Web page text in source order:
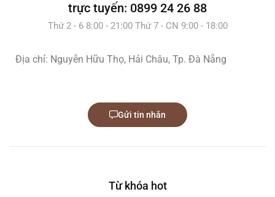
trực tuyến: 0899 24 26 88
Thứ 2 - 6 8:00 - 21:00 Thứ 7 - CN 9:00 - 18:00
Địa chỉ: Nguyễn Hữu Thọ, Hải Châu, Tp. Đà Nẵng
Gửi tin nhắn
Từ khóa hot